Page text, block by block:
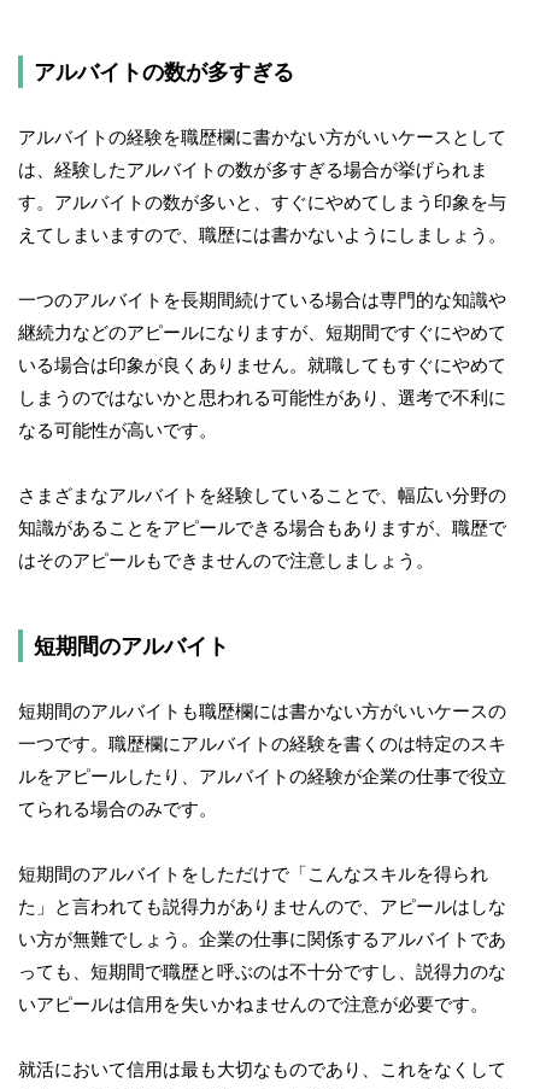
アルバイトの数が多すぎる
アルバイトの経験を職歴欄に書かない方がいいケースとして
は、経験したアルバイトの数が多すぎる場合が挙げられま
す。アルバイトの数が多いと、すぐにやめてしまう印象を与
えてしまいますので、職歴には書かないようにしましょう。
一つのアルバイトを長期間続けている場合は専門的な知識や
継続力などのアピールになりますが、短期間ですぐにやめて
いる場合は印象が良くありません。就職してもすぐにやめて
しまうのではないかと思われる可能性があり、選考で不利に
なる可能性が高いです。
さまざまなアルバイトを経験していることで、幅広い分野の
知識があることをアピールできる場合もありますが、職歴で
はそのアピールもできませんので注意しましょう。
短期間のアルバイト
短期間のアルバイトも職歴欄には書かない方がいいケースの
一つです。職歴欄にアルバイトの経験を書くのは特定のスキ
ルをアピールしたり、アルバイトの経験が企業の仕事で役立
てられる場合のみです。
短期間のアルバイトをしただけで「こんなスキルを得られ
た」と言われても説得力がありませんので、アピールはしな
い方が無難でしょう。企業の仕事に関係するアルバイトであ
っても、短期間で職歴と呼ぶのは不十分ですし、説得力のな
いアピールは信用を失いかねませんので注意が必要です。
就活において信用は最も大切なものであり、これをなくして